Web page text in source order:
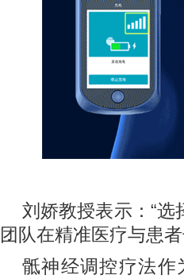
刘娇教授表示：“
团队在精准医疗与患
骶神经调控疗法作